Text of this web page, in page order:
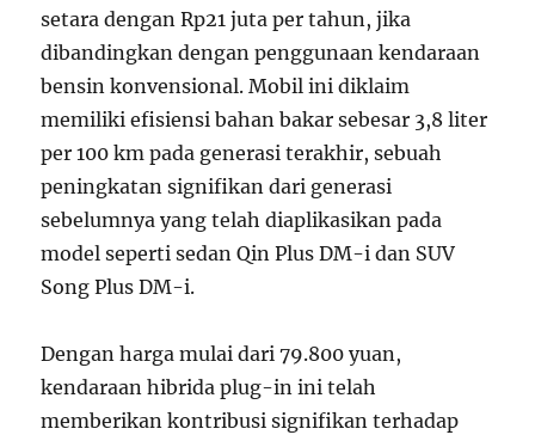
setara dengan Rp21 juta per tahun, jika
dibandingkan dengan penggunaan kendaraan
bensin konvensional. Mobil ini diklaim
memiliki efisiensi bahan bakar sebesar 3,8 liter
per 100 km pada generasi terakhir, sebuah
peningkatan signifikan dari generasi
sebelumnya yang telah diaplikasikan pada
model seperti sedan Qin Plus DM-i dan SUV
Song Plus DM-i.
Dengan harga mulai dari 79.800 yuan,
kendaraan hibrida plug-in ini telah
memberikan kontribusi signifikan terhadap